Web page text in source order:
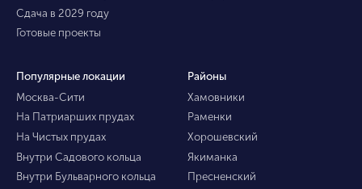
Сдача в 2029 году
Готовые проекты
Популярные локации
Москва-Сити
На Патриарших прудах
На Чистых прудах
Внутри Садового кольца
Внутри Бульварного кольца
Районы
Хамовники
Раменки
Хорошевский
Якиманка
Пресненский